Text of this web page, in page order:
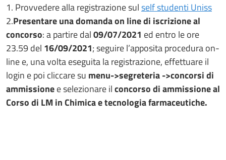
1. Provvedere alla registrazione sulself studenti Uniss
2.Presentare una domanda on line di iscrizione al
concorso: a partire dal09/07/2021 ed entro le ore
23.59 del 16/09/2021; seguire l’apposita procedura on-
line e, una volta eseguita la registrazione, effettuare il
login e poi cliccare su menu->segreteria ->concorsi di
ammissionee selezionare ilconcorso di ammissione al
Corso di LM in Chimica e tecnologia farmaceutiche.